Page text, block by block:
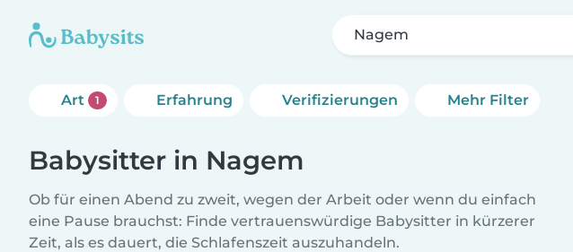
Nagem
Art 1 Erfahrung Verifizierungen Mehr Filter
Babysitter in Nagem
Ob für einen Abend zu zweit, wegen der Arbeit oder wenn du einfach
eine Pause brauchst: Finde vertrauenswürdige Babysitter in kürzerer
Zeit, als es dauert, die Schlafenszeit auszuhandeln.